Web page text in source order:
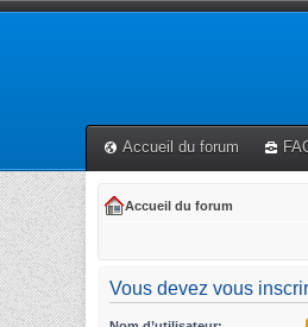
Accueil du forum
Accueil du forum
Vous devez vous